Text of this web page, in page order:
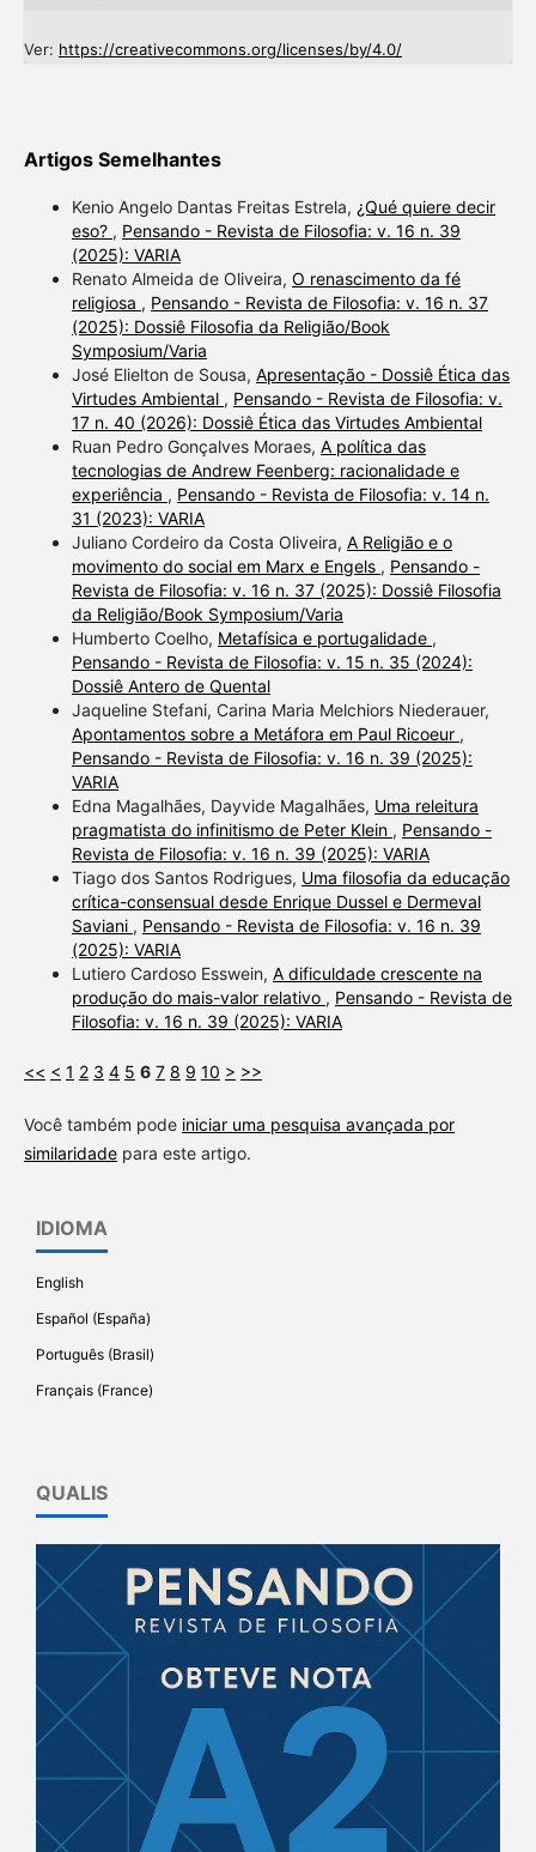
Ver: https://creativecommons.org/licenses/by/4.0/
Artigos Semelhantes
Kenio Angelo Dantas Freitas Estrela, ¿Qué quiere decir
eso? , Pensando - Revista de Filosofia: v. 16 n. 39
(2025): VARIA
Renato Almeida de Oliveira, O renascimento da fé
religiosa , Pensando - Revista de Filosofia: v. 16 n. 37
(2025): Dossiê Filosofia da Religião/Book
Symposium/Varia
José Elielton de Sousa, Apresentação - Dossiê Ética das
Virtudes Ambiental , Pensando - Revista de Filosofia: v.
17 n. 40 (2026): Dossiê Ética das Virtudes Ambiental
Ruan Pedro Gonçalves Moraes, A política das
tecnologias de Andrew Feenberg: racionalidade e
experiência , Pensando - Revista de Filosofia: v. 14 n.
31 (2023): VARIA
Juliano Cordeiro da Costa Oliveira, A Religião e o
movimento do social em Marx e Engels , Pensando -
Revista de Filosofia: v. 16 n. 37 (2025): Dossiê Filosofia
da Religião/Book Symposium/Varia
Humberto Coelho, Metafísica e portugalidade ,
Pensando - Revista de Filosofia: v. 15 n. 35 (2024):
Dossiê Antero de Quental
Jaqueline Stefani, Carina Maria Melchiors Niederauer,
Apontamentos sobre a Metáfora em Paul Ricoeur ,
Pensando - Revista de Filosofia: v. 16 n. 39 (2025):
VARIA
Edna Magalhães, Dayvide Magalhães, Uma releitura
pragmatista do infinitismo de Peter Klein , Pensando -
Revista de Filosofia: v. 16 n. 39 (2025): VARIA
Tiago dos Santos Rodrigues, Uma filosofia da educação
crítica-consensual desde Enrique Dussel e Dermeval
Saviani , Pensando - Revista de Filosofia: v. 16 n. 39
(2025): VARIA
Lutiero Cardoso Esswein, A dificuldade crescente na
produção do mais-valor relativo , Pensando - Revista de
Filosofia: v. 16 n. 39 (2025): VARIA
<< < 1 2 3 4 5 6 7 8 9 10 > >>
Você também pode iniciar uma pesquisa avançada por
similaridadepara este artigo.
IDIOMA
English
Español (España)
Português (Brasil)
Français (France)
QUALIS